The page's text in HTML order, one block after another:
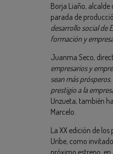
Borja Liaño, alcalde
parada de
desarrollo social de
formación y
Juanma Seco,
empresarios y
sean más
prestigio a la
Unzueta, también
Marcelo.
La XX edición de
Uribe, como
próximo estreno,